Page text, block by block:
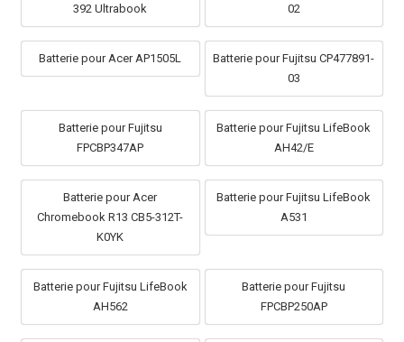
392 Ultrabook
02
Batterie pour Acer AP1505L
Batterie pour Fujitsu CP477891-
03
Batterie pour Fujitsu
FPCBP347AP
Batterie pour Fujitsu LifeBook
AH42/E
Batterie pour Acer
Chromebook R13 CB5-312T-
K0YK
Batterie pour Fujitsu LifeBook
A531
Batterie pour Fujitsu LifeBook
AH562
Batterie pour Fujitsu
FPCBP250AP